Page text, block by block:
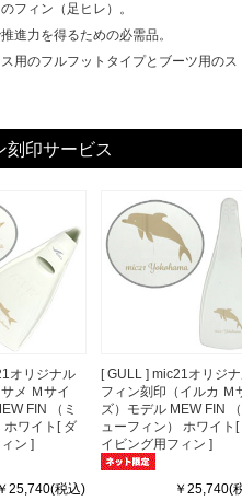
フィン（足ヒレ）。
進力を得るための必需品。
用のフルフットタイプとブーツ用の
刻印サービス
オリジナル
メ Ｍサイ
FIN （ミ
ホワイト[ ダ
ン ]
￥25,740(税込)
[ GULL ] mic21オリジ
フィン刻印（イルカ Ｍ
ズ）モデル MEW FIN （
ューフィン） ホワイト[
イビング用フィン ]
￥25,740(